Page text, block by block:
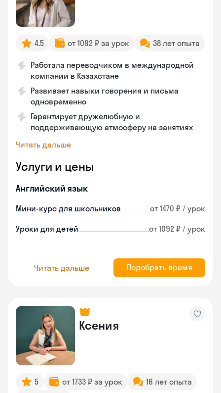
4.5 от 1092 ₽ за урок 38 лет опыта
Работала переводчиком в международной
компании в Казахстане
Развивает навыки говорения и письма
одновременно
Гарантирует дружелюбную и
поддерживающую атмосферу на занятиях
Читать дальше
Услуги и цены
Английский язык
Мини-курс для школьников от 1470 ₽ / урок
Уроки для детей от 1092 ₽ / урок
Читать дальше Подобрать время
Ксения
5 от 1733 ₽ за урок
16 лет опыта